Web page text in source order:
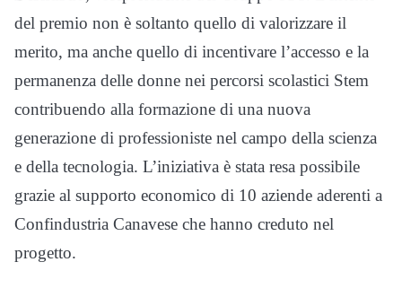
del premio non è soltanto quello di valorizzare il
merito, ma anche quello di incentivare l’accesso e la
permanenza delle donne nei percorsi scolastici Stem
contribuendo alla formazione di una nuova
generazione di professioniste nel campo della scienza
e della tecnologia. L’iniziativa è stata resa possibile
grazie al supporto economico di 10 aziende aderenti a
Confindustria Canavese che hanno creduto nel
progetto.